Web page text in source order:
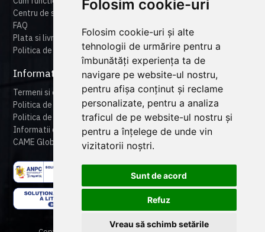
Folosim cookie-uri
Folosim cookie-uri și alte
tehnologii de urmărire pentru a
îmbunătăți experiența ta de
navigare pe website-ul nostru,
pentru afișa conținut și reclame
personalizate, pentru a analiza
traficul de pe website-ul nostru și
pentru a înțelege de unde vin
vizitatorii noștri.
Sunt de acord
Refuz
Vreau să schimb setările
Centru de suport
FAQ
Plata si livrare
Politica de retur
Informatii legale
Termeni si conditii
Politica de confidentialitate
Politica de cookies
Informatii despre produse
CAME Global